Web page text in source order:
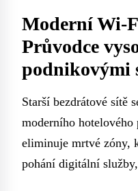
Moderní Wi-
Průvodce
podnikovými
Starší bezdrátové sítě
moderního
eliminuje mrtvé zóny,
pohání digitální